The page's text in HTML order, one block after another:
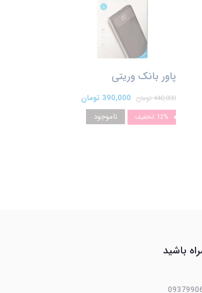
پاور بانک وریتی
440,000 تومان 390,000 تومان
12% تخفیف ناموجود
باشید